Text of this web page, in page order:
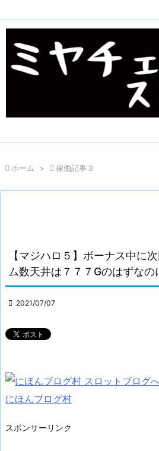
 ホーム >  稼働記事３
【マジハロ５】ボーナス中に
ム数天井は７７７Gのはずなの
 2021/07/07
にほんブログ村
スポンサーリンク